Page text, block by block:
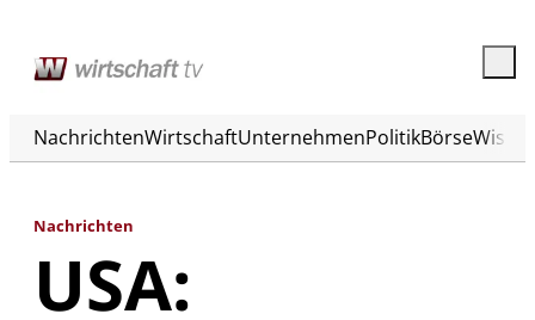
NachrichtenWirtschaftUnternehmenPolitikBörse
Nachrichten
USA: